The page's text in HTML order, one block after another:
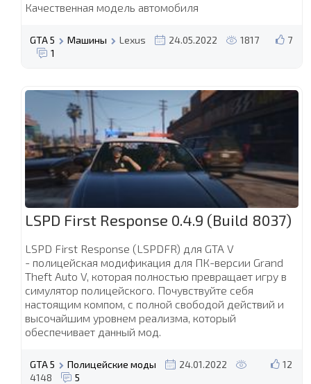
Качественная модель автомобиля
7
GTA 5 Машины Lexus 24.05.2022
1817
1
LSPD First Response 0.4.9 (Build 8037)
LSPD First Response (LSPDFR) для GTA V
- полицейская модификация для ПК-версии Grand
Theft Auto V, которая полностью превращает игру в
симулятор полицейского. Почувствуйте себя
настоящим компом, с полной свободой действий и
высочайшим уровнем реализма, который
обеспечивает данный мод.
12
GTA 5 Полицейские моды
24.01.2022
4148
5